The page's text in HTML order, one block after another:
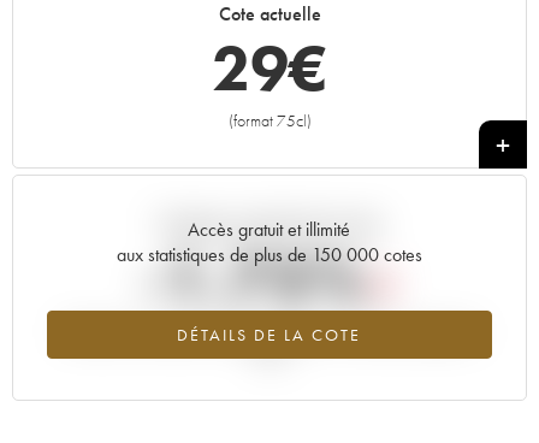
1994
Cote actuelle
29€
(format 75cl)
+
Accès gratuit et illimité
aux statistiques de plus de 150 000 cotes
DÉTAILS DE LA COTE
Tendance actuelle de la cote
-1.75%
Tendance à la baisse du millésime 2005 en 2026 par rapport à